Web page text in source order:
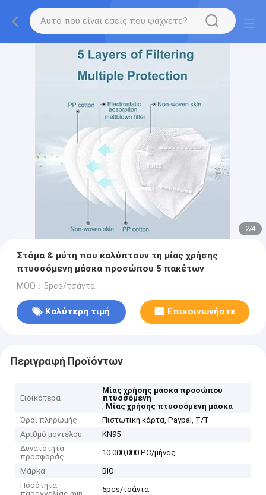
2/4
Στόμα & μύτη που καλύπτουν τη μίας χρήσης
πτυσσόμενη μάσκα προσώπου 5 πακέτων
MOQ：5pcs/τσάντα
Καλύτερη τιμή Επικοινωνήστε
Περιγραφή Προϊόντων
Ειδικότερα
Μίας χρήσης μάσκα προσώπου
πτυσσόμενη
, Μίας χρήσης πτυσσόμενη μάσκα
Όροι πληρωμής
Πιστωτική κάρτα, Paypal, T/T
Αριθμό μοντέλου
KN95
Δυνατότητα
προσφοράς
10.000,000 PC/μήνας
Μάρκα
BIO
Ποσότητα
5pcs/τσάντα